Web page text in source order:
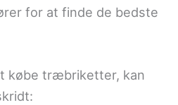
for at finde de bedste
købe træbriketter, kan